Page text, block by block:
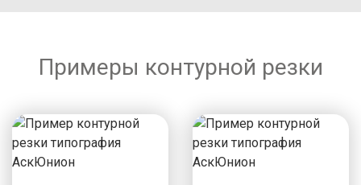
Примеры контурной резки